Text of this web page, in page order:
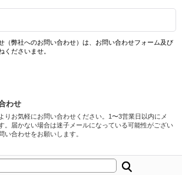
（弊社へのお問い合わせ）は、お問い合わせフォーム及び
くださいませ。
わせ
りお気軽にお問い合わせください。1〜3営業日以内にメ
。届かない場合は迷子メールになっている可能性がござい
い合わせをお願いします。